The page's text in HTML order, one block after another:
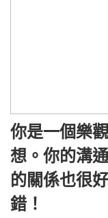
你是一個樂
想。你的溝
的關係也很
錯！